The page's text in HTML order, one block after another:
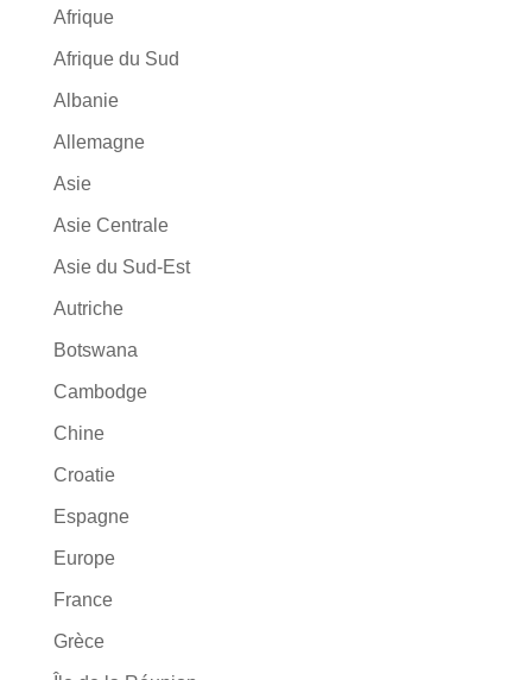
Afrique
Afrique du Sud
Albanie
Allemagne
Asie
Asie Centrale
Asie du Sud-Est
Autriche
Botswana
Cambodge
Chine
Croatie
Espagne
Europe
France
Grèce